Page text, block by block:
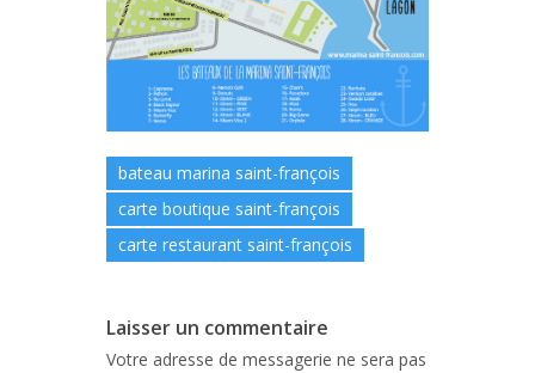
bateau marina saint-françois
carte boutique saint-françois
carte restaurant saint-françois
Laisser un commentaire
Votre adresse de messagerie ne sera pas